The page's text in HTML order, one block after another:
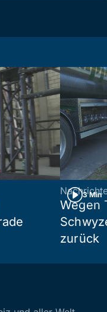
3 Min
Wegen
zurück